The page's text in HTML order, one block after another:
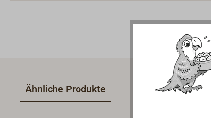
Ähnliche Produkte